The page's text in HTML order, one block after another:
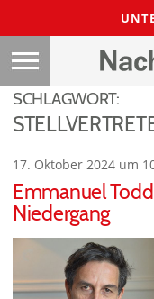
SCHLAGWORT:
17. Oktober 2024 um
Emmanuel
Niedergang